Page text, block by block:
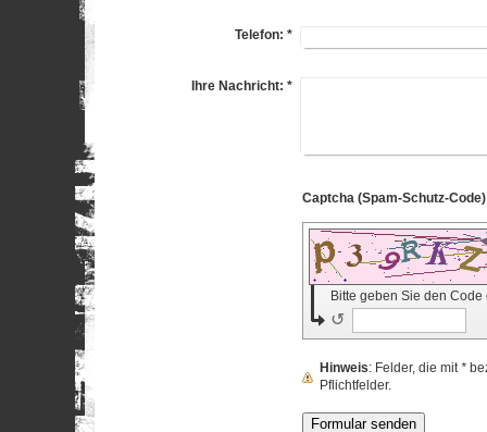
Telefon: *
Ihre Nachricht: *
Bitte geben Sie den
↺
Hinweis : Felder, die mit *
Pflichtfelder.